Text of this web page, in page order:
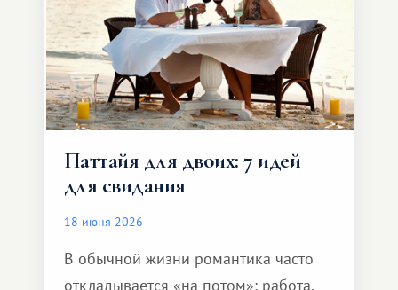
Паттайя для двоих: 7 идей
для свидания
18 июня 2026
В обычной жизни романтика часто
откладывается «на потом»: работа,